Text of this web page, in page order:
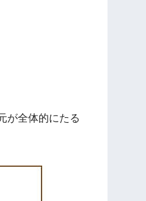
が全体的にたる